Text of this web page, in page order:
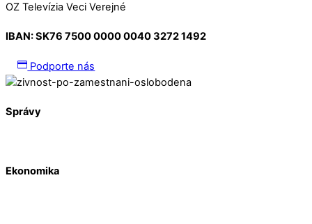
OZ Televízia Veci Verejné
IBAN:SK76 7500 0000 0040 3272 1492
Podporte nás
Správy
Ekonomika